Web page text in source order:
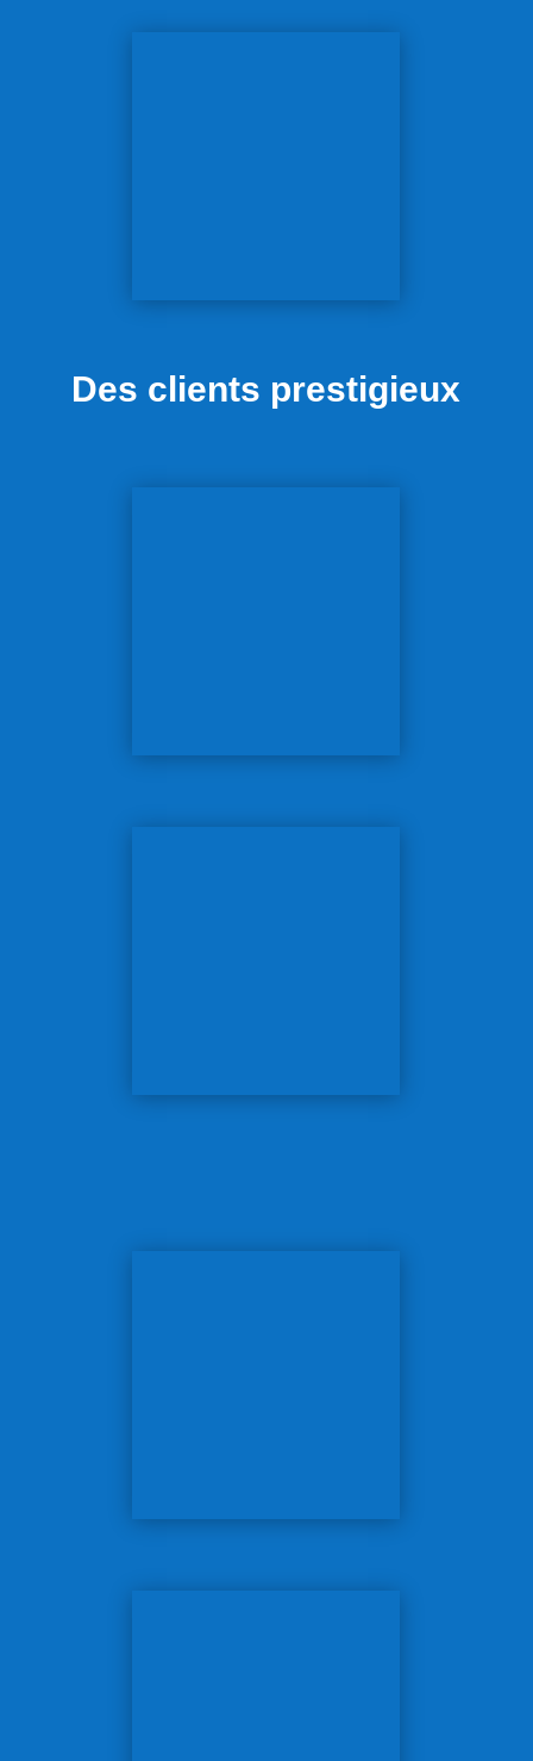
Des clients prestigieux